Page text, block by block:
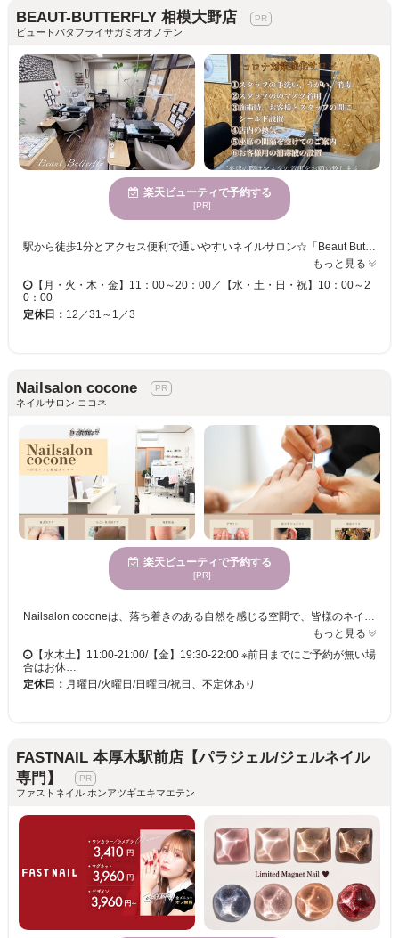
BEAUT-BUTTERFLY 相模大野店
ビュートバタフライサガミオオノテン
楽天ビューティで予約する
[PR]
もっと見る
【月・火・木・金】11：00～20：00／【水・土・日・祝】10：00～2
0：00
定休日： 12／31～1／3
Nailsalon cocone
ネイルサロン ココネ
楽天ビューティで予約する
[PR]
もっと見る
【水木土】11:00-21:00/【金】19:30-22:00 ※前日までにご予約が無い場
合はお休…
定休日： 月曜日/火曜日/日曜日/祝日、不定休あり
FASTNAIL 本厚木駅前店【パラジェル/ジェルネイル
専門】
ファストネイル ホンアツギエキマエテン